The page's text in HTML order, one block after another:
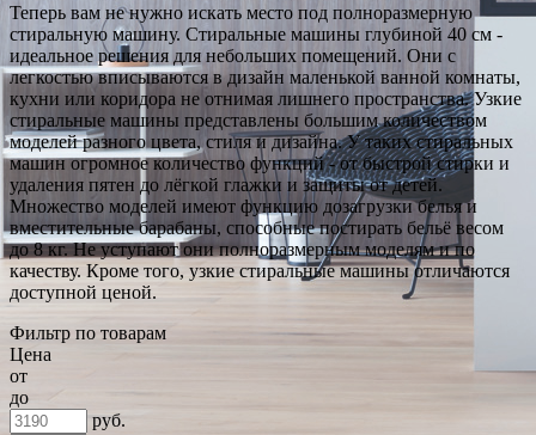
Теперь вам не нужно искать место под полноразмерную
стиральную машину. Стиральные машины глубиной 40 см -
идеальное решения для небольших помещений. Они с
легкостью вписываются в дизайн маленькой ванной комнаты,
кухни или коридора не отнимая лишнего пространства. Узкие
стиральные машины представлены большим количеством
моделей разного цвета, стиля и дизайна. У таких стиральных
машин огромное количество функций - от быстрой стирки и
удаления пятен до лёгкой глажки и защиты от детей.
Множество моделей имеют функцию дозагрузки белья и
вместительные барабаны, способные постирать бельё весом
до 8 кг. Не уступают они полноразмерным моделям и по
качеству. Кроме того, узкие стиральные машины отличаются
доступной ценой.
Фильтр по товарам
Цена
от
до
руб.